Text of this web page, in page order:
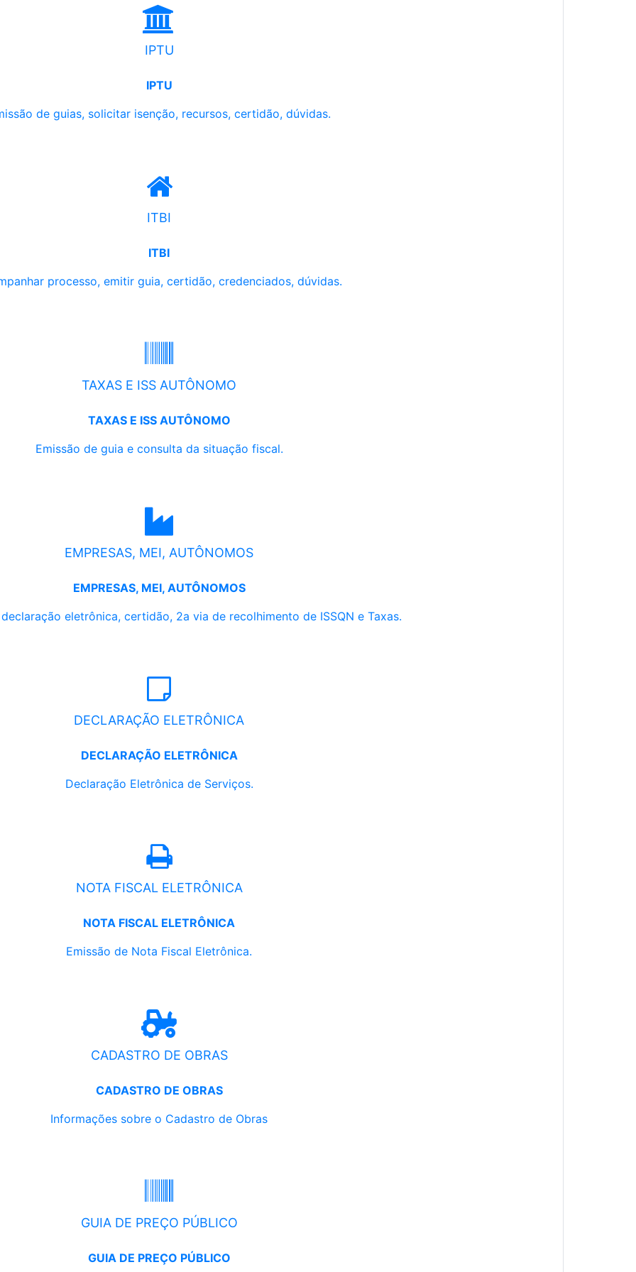
IPTU
IPTU
de guias, solicitar isenção, recursos, certidão, dúvidas.
ITBI
ITBI
processo, emitir guia, certidão, credenciados, dúvidas.
TAXAS E ISS AUTÔNOMO
TAXAS E ISS AUTÔNOMO
Emissão de guia e consulta da situação fiscal.
EMPRESAS, MEI, AUTÔNOMOS
EMPRESAS, MEI, AUTÔNOMOS
eletrônica, certidão, 2a via de recolhimento de ISSQN e Taxas.
DECLARAÇÃO ELETRÔNICA
DECLARAÇÃO ELETRÔNICA
Declaração Eletrônica de Serviços.
NOTA FISCAL ELETRÔNICA
NOTA FISCAL ELETRÔNICA
Emissão de Nota Fiscal Eletrônica.
CADASTRO DE OBRAS
CADASTRO DE OBRAS
Informações sobre o Cadastro de Obras
GUIA DE PREÇO PÚBLICO
GUIA DE PREÇO PÚBLICO